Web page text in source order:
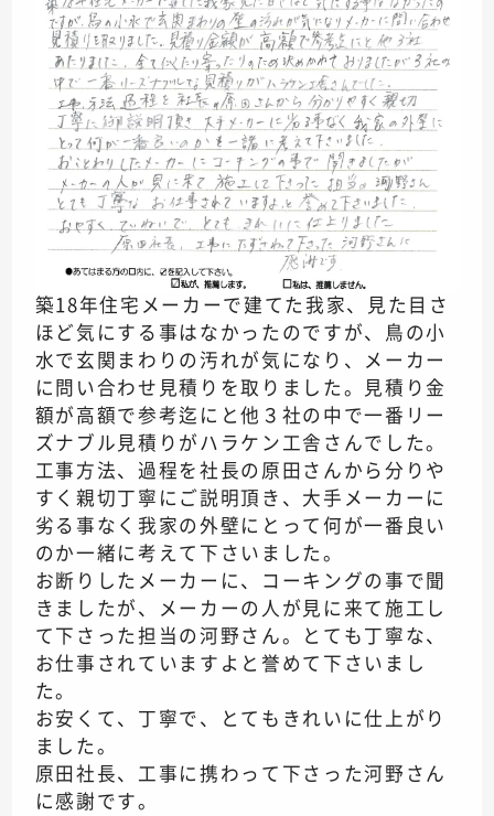
築18年住宅メーカーで建てた我家、見た目さ
ほど気にする事はなかったのですが、鳥の小
水で玄関まわりの汚れが気になり、メーカー
に問い合わせ見積りを取りました。見積り金
額が高額で参考迄にと他３社の中で一番リー
ズナブル見積りがハラケン工舎さんでした。
工事方法、過程を社長の原田さんから分りや
すく親切丁寧にご説明頂き、大手メーカーに
劣る事なく我家の外壁にとって何が一番良い
のか一緒に考えて下さいました。
お断りしたメーカーに、コーキングの事で聞
きましたが、メーカーの人が見に来て施工し
て下さった担当の河野さん。とても丁寧な、
お仕事されていますよと誉めて下さいまし
た。
お安くて、丁寧で、とてもきれいに仕上がり
ました。
原田社長、工事に携わって下さった河野さん
に感謝です。